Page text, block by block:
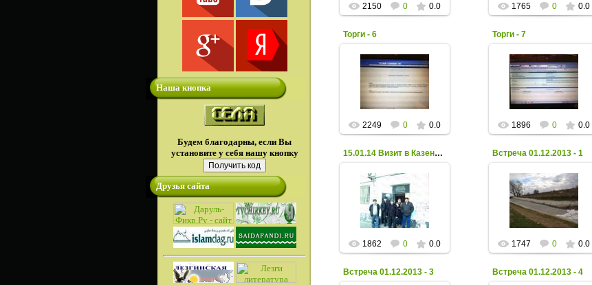
Наша кнопка
Будем благодарны, если Вы
установите у себя нашу кнопку
Друзья сайта
2150 0 0.0 1765 0 0.0
Торги - 6
26 Января 2014
Xpax
2249 0 0.0
Торги - 7
26 Января 2014
Xpax
1896 0 0.0
15.01.14 Визит в Казенное предприятие РД «Дирекция
17 Января 2014
15.01.14 Визит в
Казенное предприятие
РД «Дирекция
государственного
заказчика-застройщика»
Xpax
1862 0 0.0
Встреча 01.12.2013 - 1
06 Декабря 2013
Xpax
1747 0 0.0
Встреча 01.12.2013 - 3 Встреча 01.12.2013 - 4